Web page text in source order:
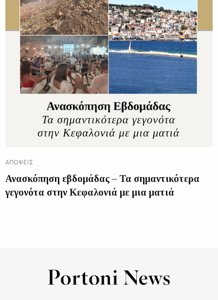
ΑΠΌΨΕΙΣ
Ανασκόπηση εβδομάδας – Τα σημαντικότερα
γεγονότα στην Κεφαλονιά με μια ματιά